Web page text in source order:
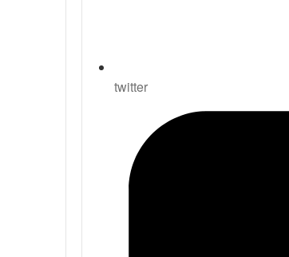
twitter